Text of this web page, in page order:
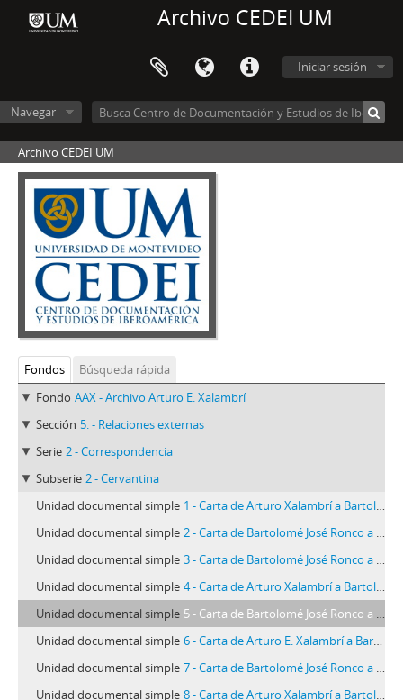
Archivo CEDEI UM
Iniciar sesión
Navegar
Archivo CEDEI UM
Fondos
Búsqueda rápida
Fondo AAX - Archivo Arturo E. Xalambrí
Sección 5. - Relaciones externas
Serie 2 - Correspondencia
Subserie 2 - Cervantina
Unidad documental simple 1 - Carta de Arturo Xalambrí a Bartolomé José Ronco (1947-04-06)
Unidad documental simple 2 - Carta de Bartolomé José Ronco a Arturo Xalambrí (1947-04-11)
Unidad documental simple 3 - Carta de Bartolomé José Ronco a Arturo Xalambrí (1947-04-15)
Unidad documental simple 4 - Carta de Arturo Xalambrí a Bartolomé José Ronco (1947-05-02)
Unidad documental simple 5 - Carta de Bartolomé José Ronco a Arturo Xalambrí (1947-07-05)
Unidad documental simple 6 - Carta de Arturo E. Xalambrí a Bartolomé José Ronco (1947-07-09)
Unidad documental simple 7 - Carta de Bartolomé José Ronco a Arturo Xalambrí (1947-07-11)
Unidad documental simple 8 - Carta de Arturo Xalambrí a Bartolomé José Ronco (1974-07-18)